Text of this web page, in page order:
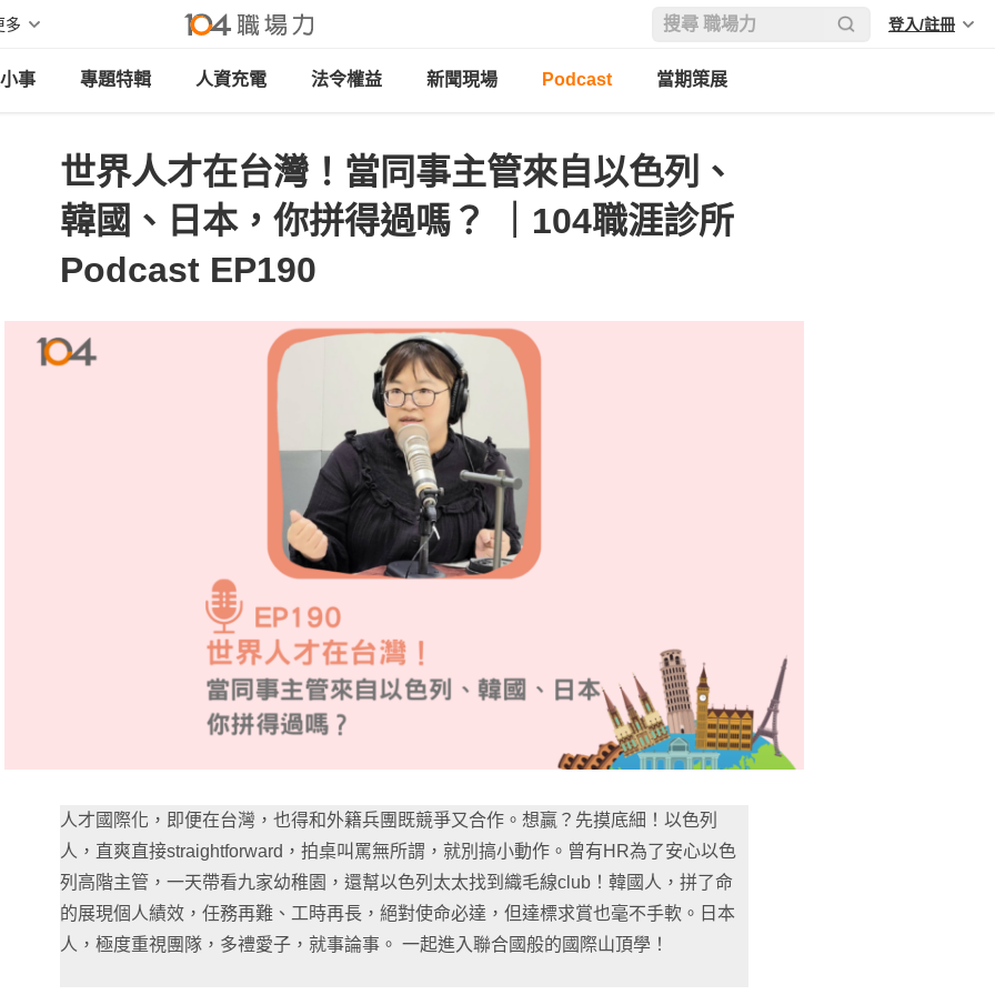
多 登入/註冊
事 專題特輯 人資充電 法令權益 新聞現場 Podcast 當期策展
世界人才在台灣！當同事主管來自以色列、
韓國、日本，你拼得過嗎？ ｜104職涯診所
Podcast EP190
人才國際化，即便在台灣，也得和外籍兵團既競爭又合作。想贏？先摸底細！以色列
人，直爽直接straightforward，拍桌叫罵無所謂，就別搞小動作。曾有HR為了安心以色
列高階主管，一天帶看九家幼稚園，還幫以色列太太找到織毛線club！韓國人，拼了命
的展現個人績效，任務再難、工時再長，絕對使命必達，但達標求賞也毫不手軟。日本
人，極度重視團隊，多禮愛子，就事論事。 一起進入聯合國般的國際山頂學！